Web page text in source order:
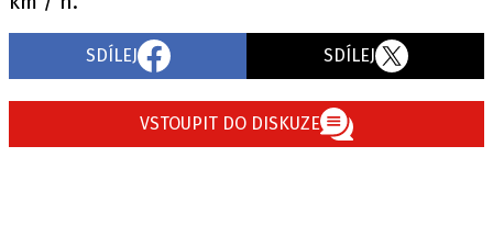
Pošlete e-mail na autoroad.cz
ETICKÝ KODEX
KONTAKT
SDÍLEJ SDÍLEJ
VSTOUPIT DO DISKUZE